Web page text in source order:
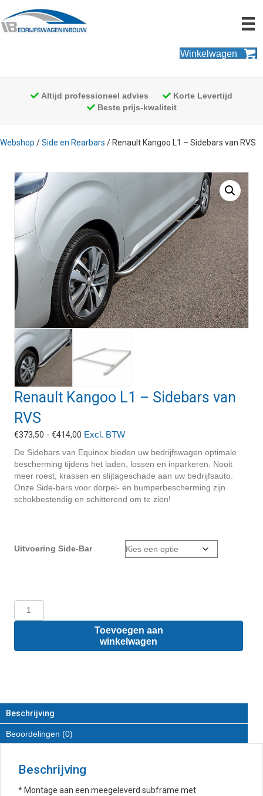
Winkelwagen
Altijd professioneel advies
Korte Levertijd
Beste prijs-kwaliteit
Webshop /Side en Rearbars / Renault Kangoo L1 – Sidebars van RVS
Renault Kangoo L1 – Sidebars van
RVS
€373,50 - €414,00 Prijsklasse:
tot
€414,00
Excl. BTW
De Sidebars van Equinox bieden uw bedrijfswagen optimale
bescherming tijdens het laden, lossen en inparkeren. Nooit
meer roest, krassen en slijtageschade aan uw bedrijfsauto.
Onze Side-bars voor dorpel- en bumperbescherming zijn
schokbestendig en schitterend om te zien!
Uitvoering Side-Bar
Renault
Kangoo
Sidebars
Toevoegen aan
winkelwagen
Beschrijving
Beoordelingen (0)
Beschrijving
* Montage aan een meegeleverd subframe met